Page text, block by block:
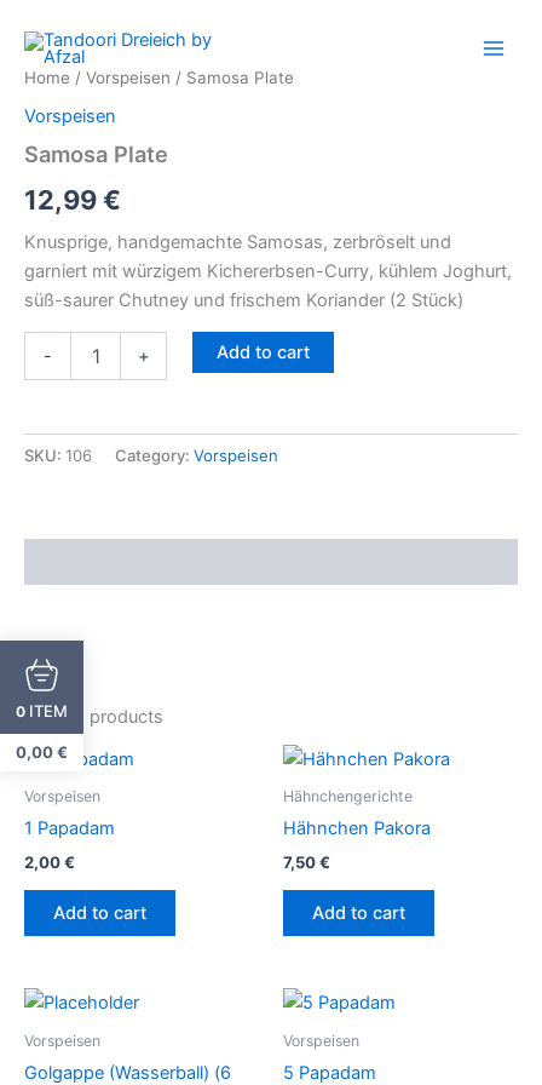
content
Home / Vorspeisen / Samosa Plate
Vorspeisen
Samosa Plate
12,99€
Knusprige, handgemachte Samosas, zerbröselt und
garniert mit würzigem Kichererbsen-Curry, kühlem Joghurt,
süß-saurer Chutney und frischem Koriander (2 Stück)
-
Plate
quantity
+ Add to cart
SKU: 106 Category: Vorspeisen
Related products
Vorspeisen
1 Papadam
2,00€
Add to cart
Hähnchengerichte
Hähnchen Pakora
7,50€
Add to cart
Vorspeisen
Golgappe (Wasserball) (6
Vorspeisen
5 Papadam
0 ITEM
0,00€